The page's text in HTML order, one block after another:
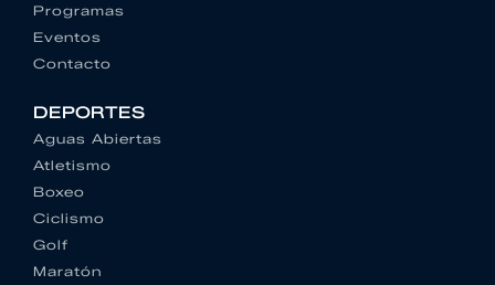
Programas
Eventos
Contacto
DEPORTES
Aguas Abiertas
Atletismo
Boxeo
Ciclismo
Golf
Maratón